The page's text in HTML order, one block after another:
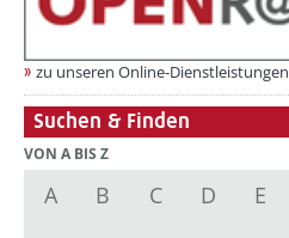
zu unseren Online-Dienstleistungen
Suchen & Finden
VON A BIS Z
A B C D E